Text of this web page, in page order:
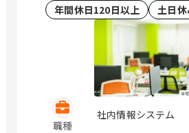
年間休日120日以上
土日
職種
社内情報システム